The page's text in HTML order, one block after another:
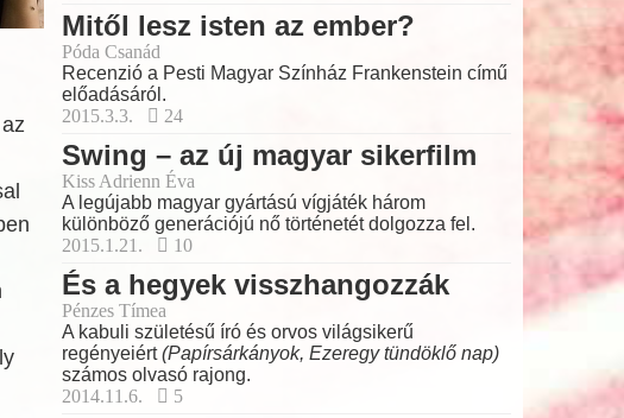
Mitől lesz isten az ember?
Póda Csanád
Recenzió a Pesti Magyar Színház Frankenstein című
előadásáról.
2015.3.3.
24
Swing – az új magyar sikerfilm
Kiss Adrienn Éva
A legújabb magyar gyártású vígjáték három
különböző generációjú nő történetét dolgozza fel.
2015.1.21.
10
És a hegyek visszhangozzák
Pénzes Tímea
A kabuli születésű író és orvos világsikerű
regényeiért(Papírsárkányok, Ezeregy tündöklő nap)
számos olvasó rajong.
2014.11.6.
5